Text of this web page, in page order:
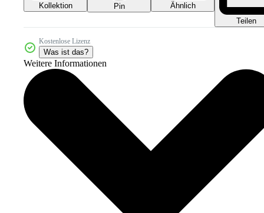
Kollektion Pin
Ähnlich
Teilen
Kostenlose Lizenz
Was ist das?
Weitere Informationen